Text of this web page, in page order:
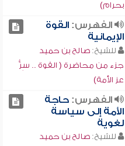
بحرام)
الفهرس:القوة
الإيمانية
للشيخ:صالح بن حميد
جزء من محاضرة ( القوة .. سِرُّ
عز الأمة)
الفهرس:حاجة
الأمة إلى سياسة
لغوية
للشيخ:صالح بن حميد